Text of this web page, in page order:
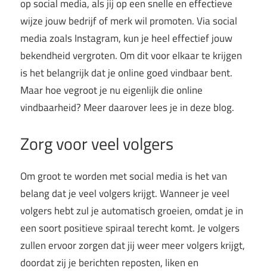
op social media, als jij op een snelle en effectieve
wijze jouw bedrijf of merk wil promoten. Via social
media zoals Instagram, kun je heel effectief jouw
bekendheid vergroten. Om dit voor elkaar te krijgen
is het belangrijk dat je online goed vindbaar bent.
Maar hoe vegroot je nu eigenlijk die online
vindbaarheid? Meer daarover lees je in deze blog.
Zorg voor veel volgers
Om groot te worden met social media is het van
belang dat je veel volgers krijgt. Wanneer je veel
volgers hebt zul je automatisch groeien, omdat je in
een soort positieve spiraal terecht komt. Je volgers
zullen ervoor zorgen dat jij weer meer volgers krijgt,
doordat zij je berichten reposten, liken en